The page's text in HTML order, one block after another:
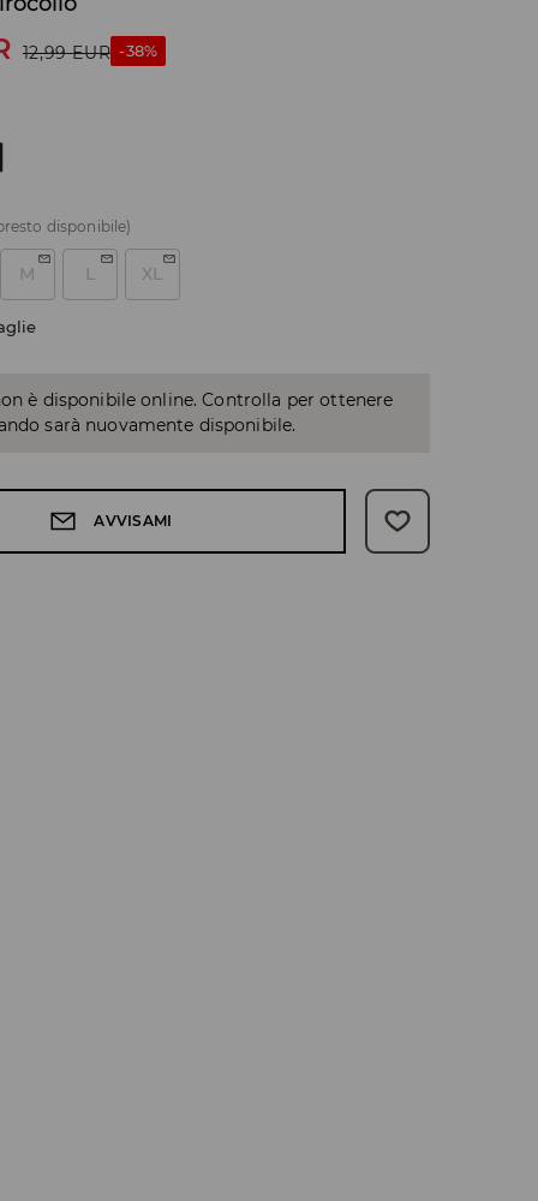
12,99 EUR -38%
disponibile)
M L XL
è disponibile online. Controlla per ottenere
sarà nuovamente disponibile.
AVVISAMI